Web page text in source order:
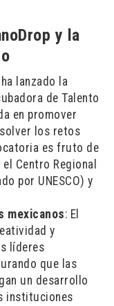
y la
ha lanzado la
de Talento
en promover
los retos
es fruto de
Centro Regional
por UNESCO) y
mexicanos: El
y
líderes
que las
un desarrollo
instituciones